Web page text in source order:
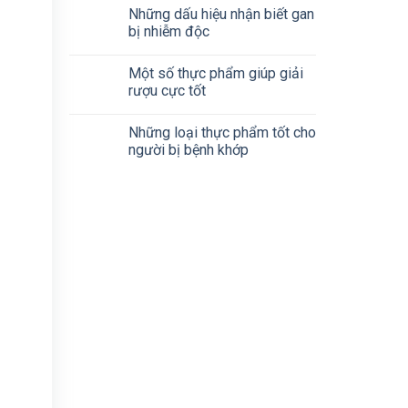
Những dấu hiệu nhận biết gan
bị nhiễm độc
Một số thực phẩm giúp giải
rượu cực tốt
Những loại thực phẩm tốt cho
người bị bệnh khớp